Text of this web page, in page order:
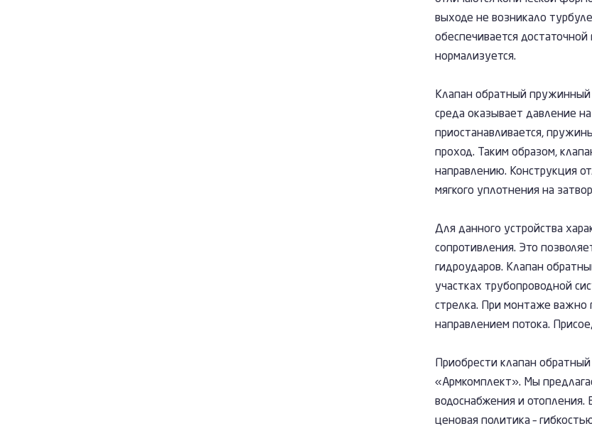
выходе не возникало
обеспечивается
нормализуется.
Клапан обратный пружинный
среда оказывает давление
приостанавливается,
проход. Таким образом,
направлению. Конструкция
мягкого уплотнения на
Для данного устройства
сопротивления. Это
гидроударов. Клапан
участках трубопроводной
стрелка. При монтаже важно
направлением потока.
Приобрести клапан
«Армкомплект». Мы
водоснабжения и отопления.
ценовая политика –